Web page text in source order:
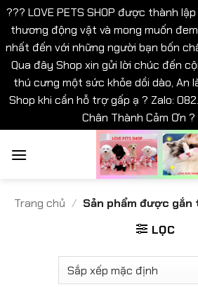
??? LOVE PETS SHOP được thành
thương động vật và mong muốn
nhất đến với những người bạn bốn
Qua đây Shop xin gửi lời chúc đến
thú cưng một sức khỏe dồi dào, An
Shop khi cần hỗ trợ gấp ạ ? Zalo:
Chân Thành Cảm Ơn ?
qua
Trang chủ / Sản phẩm được
LỌC